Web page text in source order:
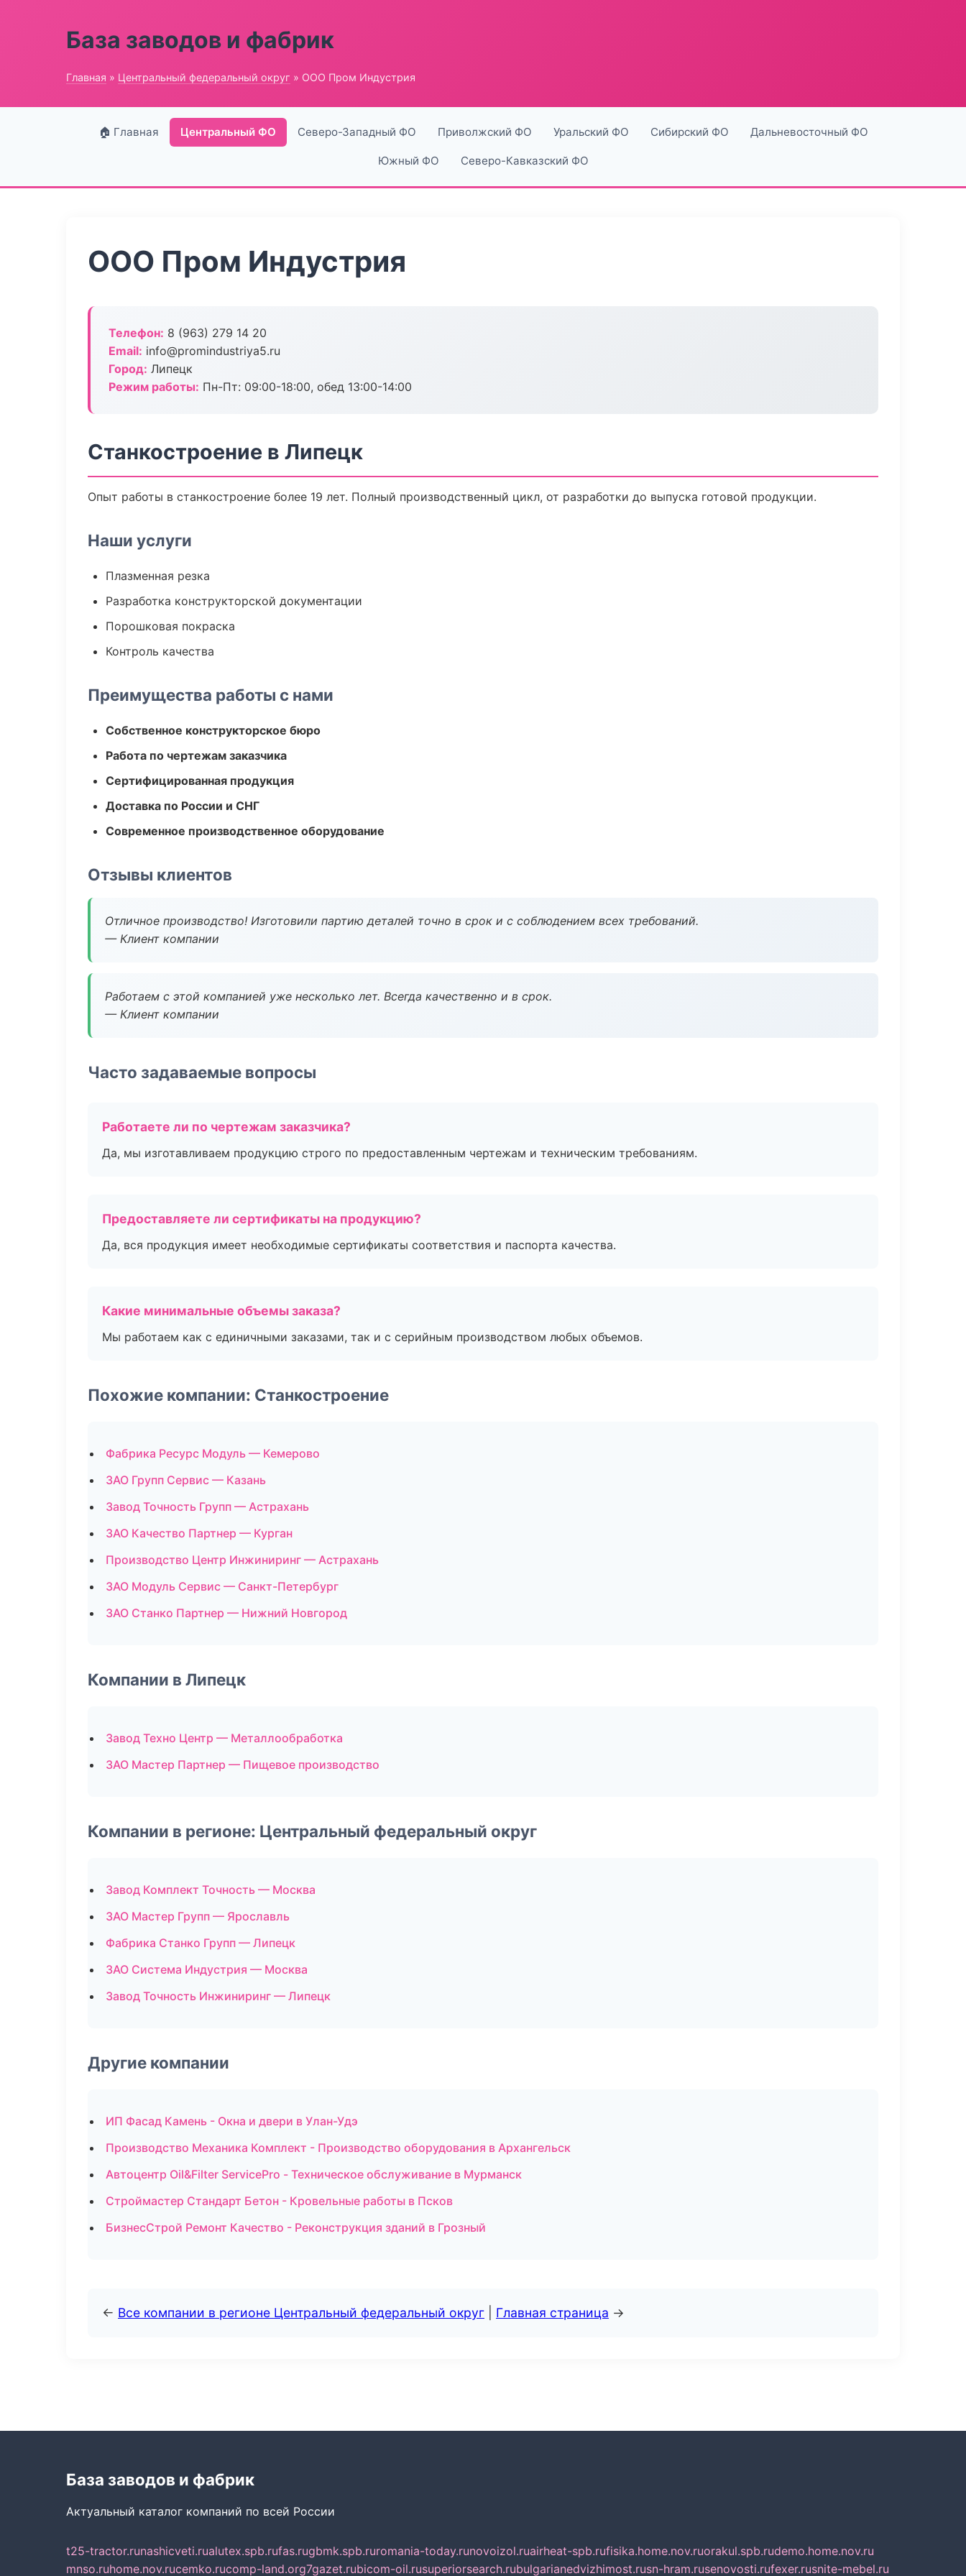
База заводов и фабрик
Главная » Центральный федеральный округ » ООО Пром Индустрия
🏠 Главная Центральный ФО Северо-Западный ФО Приволжский ФО Уральский ФО Сибирский ФО Дальневосточный ФО
Южный ФО Северо-Кавказский ФО
ООО Пром Индустрия
Телефон: 8 (963) 279 14 20
Email: info@promindustriya5.ru
Город: Липецк
Режим работы: Пн-Пт: 09:00-18:00, обед 13:00-14:00
Станкостроение в Липецк
Опыт работы в станкостроение более 19 лет. Полный производственный цикл, от разработки до выпуска готовой продукции.
Наши услуги
Плазменная резка
Разработка конструкторской документации
Порошковая покраска
Контроль качества
Преимущества работы с нами
Собственное конструкторское бюро
Работа по чертежам заказчика
Сертифицированная продукция
Доставка по России и СНГ
Современное производственное оборудование
Отзывы клиентов
Отличное производство! Изготовили партию деталей точно в срок и с соблюдением всех требований.
— Клиент компании
Работаем с этой компанией уже несколько лет. Всегда качественно и в срок.
— Клиент компании
Часто задаваемые вопросы
Работаете ли по чертежам заказчика?
Да, мы изготавливаем продукцию строго по предоставленным чертежам и техническим требованиям.
Предоставляете ли сертификаты на продукцию?
Да, вся продукция имеет необходимые сертификаты соответствия и паспорта качества.
Какие минимальные объемы заказа?
Мы работаем как с единичными заказами, так и с серийным производством любых объемов.
Похожие компании: Станкостроение
Фабрика Ресурс Модуль — Кемерово
ЗАО Групп Сервис — Казань
Завод Точность Групп — Астрахань
ЗАО Качество Партнер — Курган
Производство Центр Инжиниринг — Астрахань
ЗАО Модуль Сервис — Санкт-Петербург
ЗАО Станко Партнер — Нижний Новгород
Компании в Липецк
Завод Техно Центр — Металлообработка
ЗАО Мастер Партнер — Пищевое производство
Компании в регионе: Центральный федеральный округ
Завод Комплект Точность — Москва
ЗАО Мастер Групп — Ярославль
Фабрика Станко Групп — Липецк
ЗАО Система Индустрия — Москва
Завод Точность Инжиниринг — Липецк
Другие компании
ИП Фасад Камень - Окна и двери в Улан-Удэ
Производство Механика Комплект - Производство оборудования в Архангельск
Автоцентр Oil&Filter ServicePro - Техническое обслуживание в Мурманск
Строймастер Стандарт Бетон - Кровельные работы в Псков
БизнесСтрой Ремонт Качество - Реконструкция зданий в Грозный
← Все компании в регионе Центральный федеральный округ Главная страница →
База заводов и фабрик
Актуальный каталог компаний по всей России
t25-tractor.runashicveti.rualutex.spb.rufas.rugbmk.spb.ruromania-today.runovoizol.ruairheat-spb.rufisika.home.nov.ruorakul.spb.rudemo.home.nov.ru
mnso.ruhome.nov.rucemko.rucomp-land.org7gazet.rubicom-oil.rusuperiorsearch.rubulgarianedvizhimost.rusn-hram.rusenovosti.rufexer.rusnite-mebel.ru